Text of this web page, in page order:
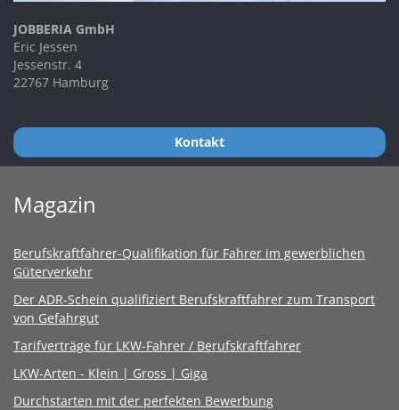
JOBBERIA GmbH
Eric Jessen
Jessenstr. 4
22767 Hamburg
Kontakt
Magazin
Berufskraftfahrer-Qualifikation für Fahrer im gewerblichen
Güterverkehr
Der ADR-Schein qualifiziert Berufskraftfahrer zum Transport
von Gefahrgut
Tarifverträge für LKW-Fahrer / Berufskraftfahrer
LKW-Arten - Klein | Gross | Giga
Durchstarten mit der perfekten Bewerbung